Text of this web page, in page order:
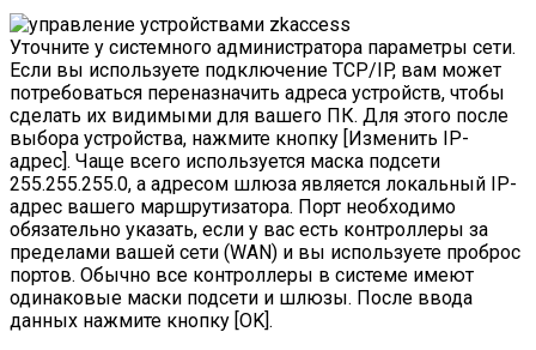
Уточните у системного администратора параметры сети.
Если вы используете подключение TCP/IP, вам может
потребоваться переназначить адреса устройств, чтобы
сделать их видимыми для вашего ПК. Для этого после
выбора устройства, нажмите кнопку [Изменить IP-
адрес]. Чаще всего используется маска подсети
255.255.255.0, а адресом шлюза является локальный IP-
адрес вашего маршрутизатора. Порт необходимо
обязательно указать, если у вас есть контроллеры за
пределами вашей сети (WAN) и вы используете проброс
портов. Обычно все контроллеры в системе имеют
одинаковые маски подсети и шлюзы. После ввода
данных нажмите кнопку [OK].